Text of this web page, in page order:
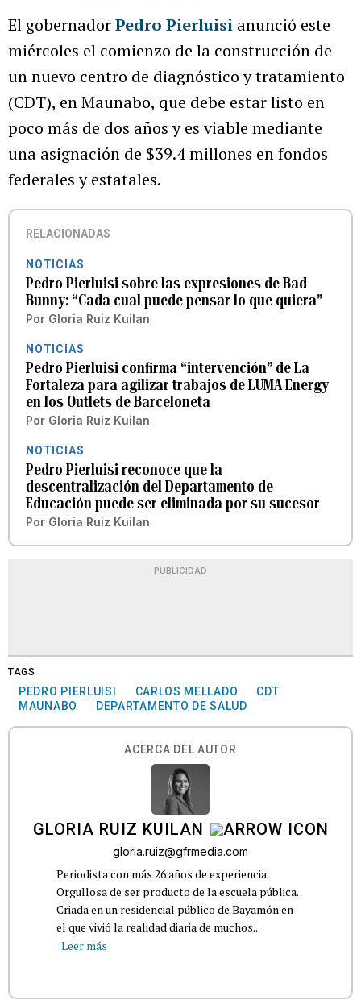
El gobernadorPedro Pierluisi anunció este
miércoles el comienzo de la construcción de
un nuevo centro de diagnóstico y tratamiento
(CDT), en Maunabo, que debe estar listo en
poco más de dos años y es viable mediante
una asignación de $39.4 millones en fondos
federales y estatales.
RELACIONADAS
NOTICIAS
Pedro Pierluisi sobre las expresiones de Bad
Bunny: “Cada cual puede pensar lo que quiera”
Por Gloria Ruiz Kuilan
NOTICIAS
Pedro Pierluisi confirma “intervención” de La
Fortaleza para agilizar trabajos de LUMA Energy
en los Outlets de Barceloneta
Por Gloria Ruiz Kuilan
NOTICIAS
Pedro Pierluisi reconoce que la
descentralización del Departamento de
Educación puede ser eliminada por su sucesor
Por Gloria Ruiz Kuilan
PUBLICIDAD
TAGS
PEDRO PIERLUISI CARLOS MELLADO
CDT
MAUNABO
DEPARTAMENTO DE SALUD
ACERCA DEL AUTOR
GLORIA RUIZ KUILAN
gloria.ruiz@gfrmedia.com
Periodista con más 26 años de experiencia.
Orgullosa de ser producto de la escuela pública.
Criada en un residencial público de Bayamón en
el que vivió la realidad diaria de muchos...
Leer más